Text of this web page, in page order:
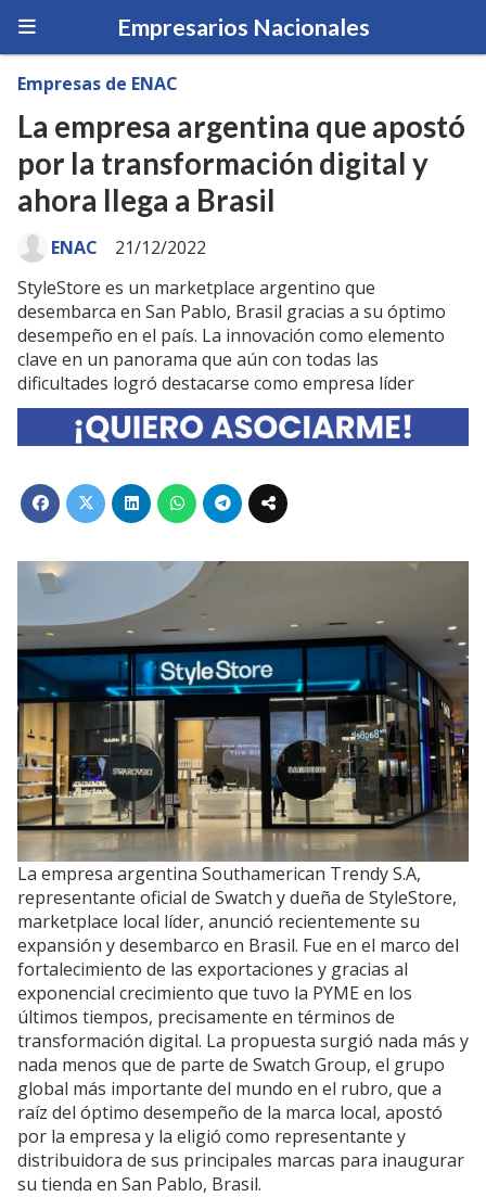
Empresarios Nacionales
La empresa argentina que apostó
por la transformación digital y
ahora llega a Brasil
StyleStore es un marketplace argentino que
desembarca en San Pablo, Brasil gracias a su óptimo
desempeño en el país. La innovación como elemento
clave en un panorama que aún con todas las
dificultades logró destacarse como empresa líder
Empresas de ENAC
21/12/2022
ENAC
La empresa argentina Southamerican Trendy S.A,
representante oficial de Swatch y dueña de StyleStore,
marketplace local líder, anunció recientemente su
expansión y desembarco en Brasil. Fue en el marco del
fortalecimiento de las exportaciones y gracias al
exponencial crecimiento que tuvo la PYME en los
últimos tiempos, precisamente en términos de
transformación digital. La propuesta surgió nada más y
nada menos que de parte de Swatch Group, el grupo
global más importante del mundo en el rubro, que a
raíz del óptimo desempeño de la marca local, apostó
por la empresa y la eligió como representante y
distribuidora de sus principales marcas para inaugurar
su tienda en San Pablo, Brasil.